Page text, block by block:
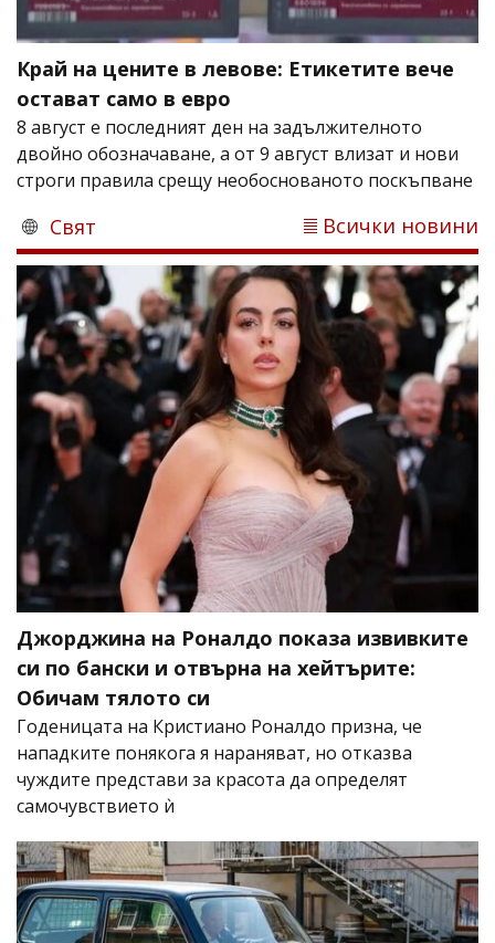
Край на цените в левове: Етикетите вече
остават само в евро
8 август е последният ден на задължителното
двойно обозначаване, а от 9 август влизат и нови
строги правила срещу необоснованото поскъпване
Свят Всички новини
Джорджина на Роналдо показа извивките
си по бански и отвърна на хейтърите:
Обичам тялото си
Годеницата на Кристиано Роналдо призна, че
нападките понякога я нараняват, но отказва
чуждите представи за красота да определят
самочувствието ѝ